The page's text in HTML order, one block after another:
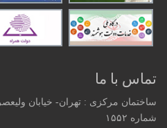
تماس با ما
ساختمان مرکزی : تهران- خیابان ولیعصر،
شماره ۱۵۵۲